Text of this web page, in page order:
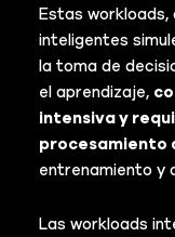
Estas workloads,
inteligentes
la toma de
el aprendizaje,
intensiva y
procesamiento
entrenamiento y
Las workloads